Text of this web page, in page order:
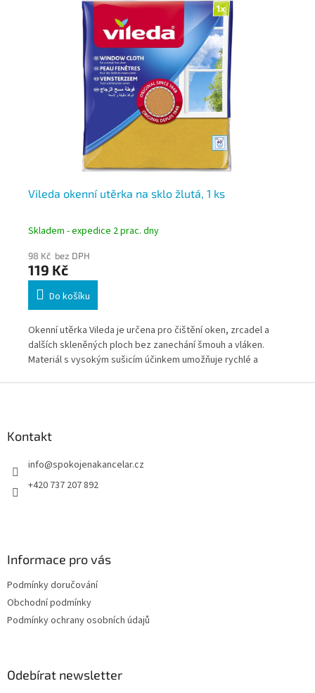
Vileda okenní utěrka na sklo žlutá, 1 ks
Skladem - expedice 2 prac. dny
98 Kč bez DPH
119 Kč
Do košíku
Okenní utěrka Vileda je určena pro čištění oken, zrcadel a
dalších skleněných ploch bez zanechání šmouh a vláken.
Materiál s vysokým sušicím účinkem umožňuje rychlé a
Kontakt
info@spokojenakancelar.cz
+420 737 207 892
Informace pro vás
Podmínky doručování
Obchodní podmínky
Podmínky ochrany osobních údajů
Odebírat newsletter